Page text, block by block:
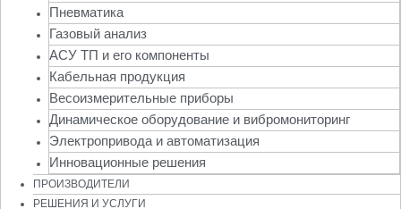
Пневматика
Газовый анализ
АСУ ТП и его компоненты
Кабельная продукция
Весоизмерительные приборы
Динамическое оборудование и вибромониторинг
Электропривода и автоматизация
Инновационные решения
ПРОИЗВОДИТЕЛИ
РЕШЕНИЯ И УСЛУГИ